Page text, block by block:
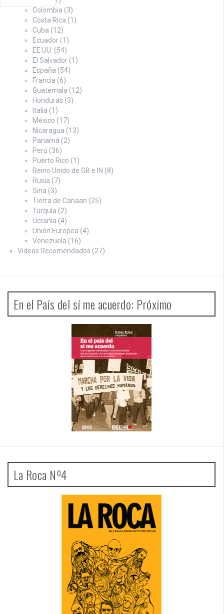
Colombia (3)
Costa Rica (1)
Cuba (12)
Ecuador (1)
EE.UU. (54)
El Salvador (1)
España (54)
Francia (6)
Guatemala (12)
Honduras (3)
Italia (1)
México (17)
Nicaragua (13)
Panamá (2)
Perú (36)
Puerto Rico (1)
Reino Unido de GB e IN (8)
Rusia (7)
Siria (3)
Tierra de Canaan (25)
Turquía (2)
Ucrania (4)
Unión Europea (4)
Venezuela (16)
Videos Recomendados (27)
En el País del sí me acuerdo: Próximo
La Roca Nº4